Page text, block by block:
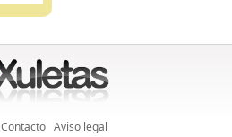
Contacto Aviso legal